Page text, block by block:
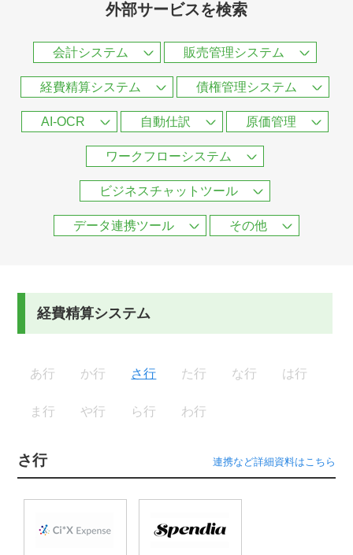
外部サービスを検索
会計システム 販売管理システム
経費精算システム 債権管理システム
AI-OCR 自動仕訳 原価管理
ワークフローシステム
ビジネスチャットツール
データ連携ツール その他
経費精算システム
あ行 か行 さ行 た行 な行 は行
ま行 や行 ら行 わ行
さ行 連携など詳細資料はこちら